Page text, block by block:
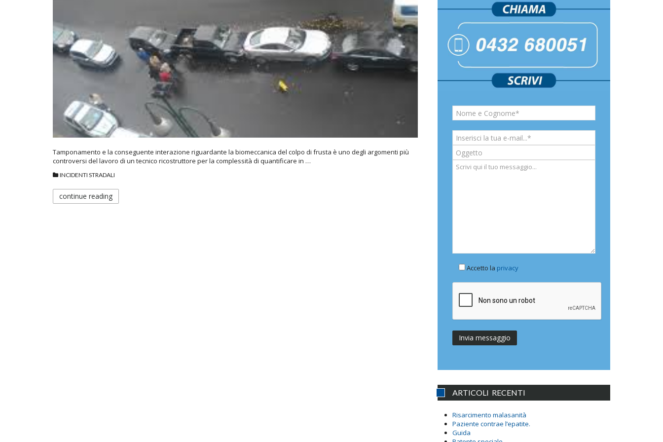
Tamponamento e la conseguente interazione riguardante la biomeccanica del colpo di frusta è uno degli argomenti più
controversi del lavoro di un tecnico ricostruttore per la complessità di quantificare in …
INCIDENTI STRADALI
continue reading
Accetto la privacy
ARTICOLI RECENTI
Risarcimento malasanità
Paziente contrae l’epatite.
Guida